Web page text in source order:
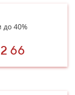
до 40%
66